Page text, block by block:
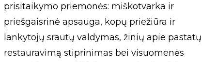
prisitaikymo priemonės: miškotvarka ir
priešgaisrinė apsauga, kopų priežiūra ir
lankytojų srautų valdymas, žinių apie pastatų
restauravimą stiprinimas bei visuomenės